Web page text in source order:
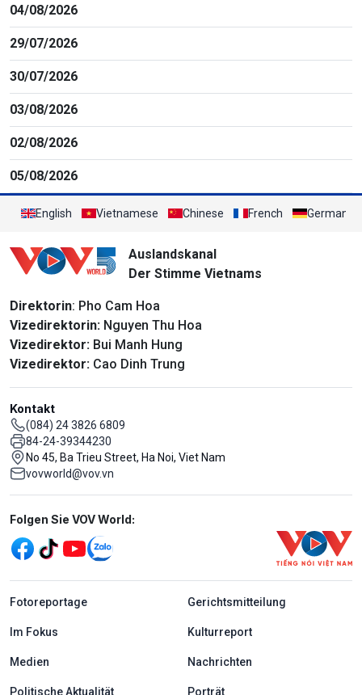
04/08/2026
29/07/2026
30/07/2026
03/08/2026
02/08/2026
05/08/2026
English Vietnamese Chinese French German
Auslandskanal
Der Stimme Vietnams
Direktorin: Pho Cam Hoa
Vizedirektorin: Nguyen Thu Hoa
Vizedirektor: Bui Manh Hung
Vizedirektor: Cao Dinh Trung
Kontakt
(084) 24 3826 6809
84-24-39344230
No 45, Ba Trieu Street, Ha Noi, Viet Nam
vovworld@vov.vn
Mạng xã hội
Folgen Sie VOV World:
menu footer tiếng Đức
Fotoreportage Gerichtsmitteilung
Im Fokus Kulturreport
Medien Nachrichten
Politische Aktualität Porträt